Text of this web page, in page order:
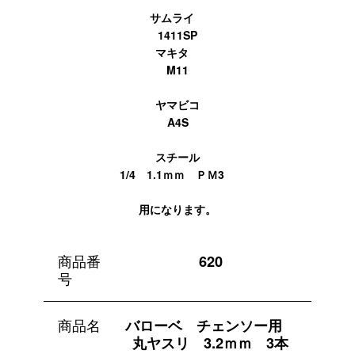
サムライ
1411SP
マキタ
M11
ヤマビコ
A4S
スチール
1/4 1.1ｍｍ ＰＭ3
用になります。
商品番
号
620
商品名
バローベ チェンソー用
丸ヤスリ 3.2ｍｍ 3本